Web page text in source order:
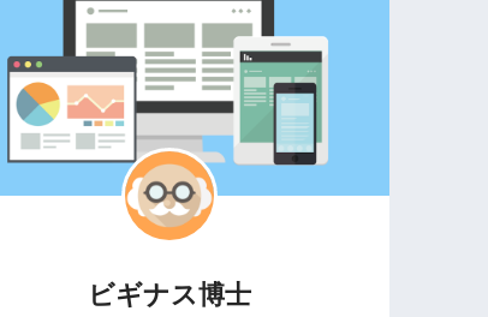
ビギナス博士